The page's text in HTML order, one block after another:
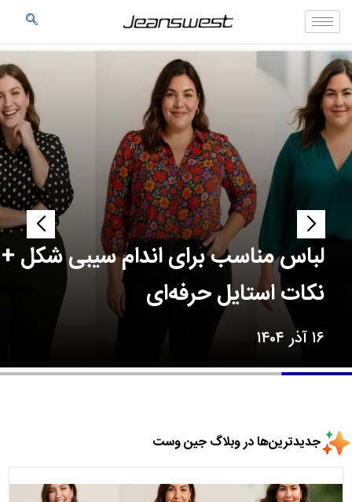
لباس مناسب برای اندام سیبی‌ شکل +
نکات استایل حرفه‌ای
۱۶ آذر ۱۴۰۴
جدیدترین‌ها در وبلاگ جین وست